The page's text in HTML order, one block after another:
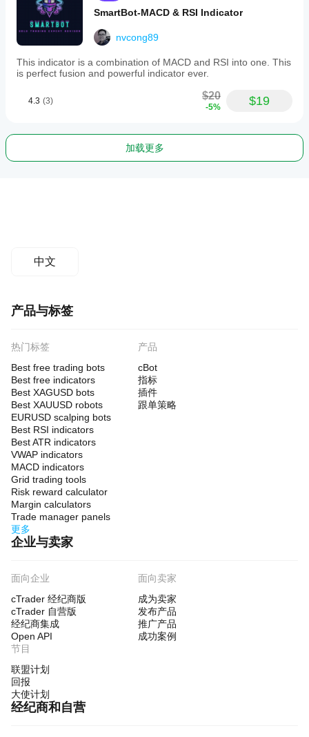
SmartBot-MACD & RSI Indicator
nvcong89
This indicator is a combination of MACD and RSI into one. This
is perfect fusion and powerful indicator ever.
4.3 (3) $20
-5% $19
加载更多
中文
产品与标签
热门标签
Best free trading bots
Best free indicators
Best XAGUSD bots
Best XAUUSD robots
EURUSD scalping bots
Best RSI indicators
Best ATR indicators
VWAP indicators
MACD indicators
Grid trading tools
Risk reward calculator
Margin calculators
Trade manager panels
更多
产品
cBot
指标
插件
跟单策略
企业与卖家
面向企业
cTrader 经纪商版
cTrader 自营版
经纪商集成
Open API
面向卖家
成为卖家
发布产品
推广产品
成功案例
节目
联盟计划
回报
大使计划
经纪商和自营